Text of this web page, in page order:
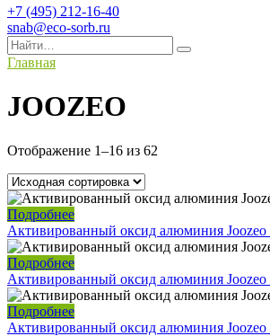
+7 (495) 212-16-40
snab@eco-sorb.ru
Search
for:
Главная
JOOZEO
Отображение 1–16 из 62
Подробнее
Активированный оксид алюминия Joozeo
Подробнее
Активированный оксид алюминия Joozeo
Подробнее
Активированный оксид алюминия